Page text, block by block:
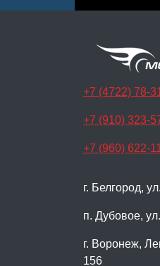
+7 (4722) 78-
+7 (910) 323-
+7 (960) 622-
г. Белгород,
п. Дубовое,
г. Воронеж,
156